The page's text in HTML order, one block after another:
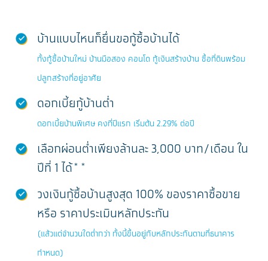
บ้านแบบไหนก็ยื่นขอกู้ซื้อบ้านได้
ทั้งกู้ซื้อบ้านใหม่ บ้านมือสอง คอนโด กู้เงินสร้างบ้าน ซื้อที่ดินพร้อม
ปลูกสร้างที่อยู่อาศัย
ดอกเบี้ยกู้บ้านต่ำ
ดอกเบี้ยบ้านพิเศษ คงที่ปีแรก เริ่มต้น 2.29% ต่อปี
เลือกผ่อนต่ำเพียงล้านละ 3,000 บาท/เดือน ใน
ปีที่ 1 ได้**
วงเงินกู้ซื้อบ้านสูงสุด 100% ของราคาซื้อขาย
หรือ ราคาประเมินหลักประกัน
(แล้วแต่จำนวนใดต่ำกว่า ทั้งนี้ขึ้นอยู่กับหลักประกันตามที่ธนาคาร
กำหนด)